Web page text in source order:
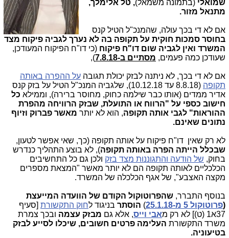
שמואלי (בתמונה משמאל), טל אלימלך,
מתנאל מזור.
אם לא די בכך עולה, שהמנכ"ל הטיל קנס
בחוסר סמכות חוקית על תקופה בה לא נערך לגביה פיקוח מצד
המשרד ואין לגביה שום דו"ח פיקוח (כי דו"ח הפיקוח המעודכן,
שעודכן כמה פעמים, מסתיים ב-7.8.18 ),
אם לא די בכך, לא ניתנה לבזק יכולת תגובה על ההפרה באותה
תקופה
(8.8.18 עד 10.12.18), שלגביה המנכ"ל הטיל על בזק קנס
אדיר ממדים (אותו כבר שילמה כחוק, מחוסר ברירה), וממילא כל
חישוב כספי על "הרווח או התועלת, שבזק הרוויחה מהפרת
ההוראות" לגבי אותה תקופה, הוא לא יותר מאשר פברוק וזיוף
נתונים שאינם.
לא רק שאין דו"ח פיקוח על אותה תקופה (כך, שאי אפשר לטעון,
שבכלל הייתה הפרה באותה תקופה), לא בוצע התהליך כנדרש
בחוק, של הודעה והתגוננות מצד בזק ולכן גם כל התחשיבים
הכלכליים לאותה תקופה הם לא יותר מאשר "המצאת מספרים
מקצה האצבע", של אגף הכלכלה של המשרד.
בנוסף התברר, שהפרוטוקול הקודם של הוועדה המייעצת
(פרוטוקול 5 מ-25.1.18 ) הוסתר בניגוד לחוק התקשורת [סעיף
37א1 (ט)] לא רק מ
אבי וייס, אלא גם מבזק עצמה ובכך צמרת
משרד התקשורת העלימה פרטים חשובים, שיכלו לסייע לבזק
בטיעוניה.